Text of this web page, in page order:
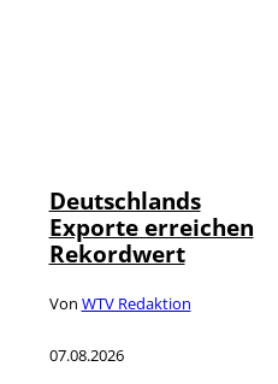
Deutschlands
Exporte erreichen
Rekordwert
Von WTV Redaktion
07.08.2026